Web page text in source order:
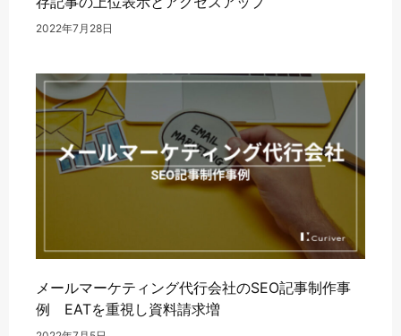
2022年7月28日
メールマーケティング代行会社のSEO記事制作事
例 EATを重視し資料請求増